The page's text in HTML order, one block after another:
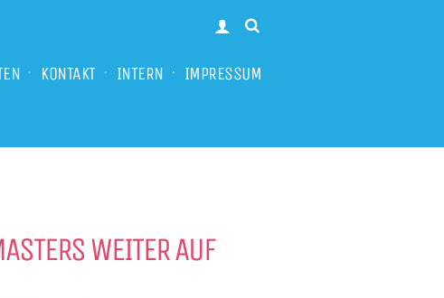
KONTAKT INTERN IMPRESSUM
WEITER AUF